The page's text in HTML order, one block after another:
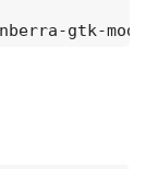
gtk-